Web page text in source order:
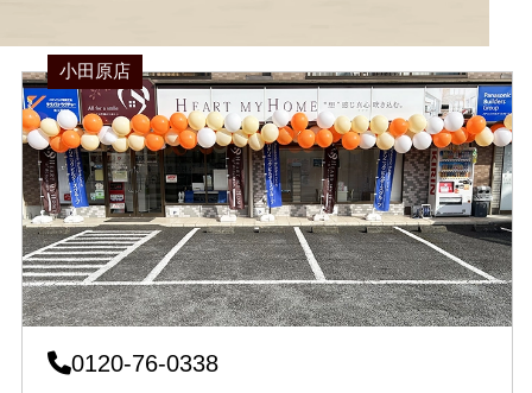
小田原店
0120-76-0338